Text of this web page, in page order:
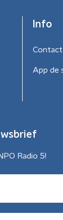
Info
Contact
App de
Radio 5!